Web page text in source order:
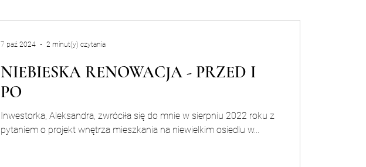
NIEBIESKA RENOWACJA - PRZED I
PO
Inwestorka, Aleksandra, zwróciła się do mnie w sierpniu 2022 roku z
pytaniem o projekt wnętrza mieszkania na niewielkim osiedlu w...
7 paź 2024 2 minut(y) czytania